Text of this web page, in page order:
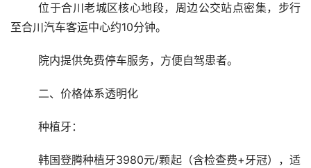
	位于合川老城区核心地段，周边公交站点密集，步行
至合川汽车客运中心约10分钟。
	院内提供免费停车服务，方便自驾患者。
	二、价格体系透明化
	种植牙：
	韩国登腾种植牙3980元/颗起（含检查费+牙冠），适